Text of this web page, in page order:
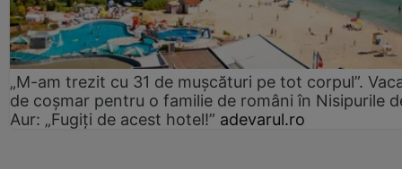
„M-am trezit cu 31 de mușcături pe tot corpul”.
de coșmar pentru o familie de români în Nisipurile
Aur: „Fugiți de acest hotel!” adevarul.ro